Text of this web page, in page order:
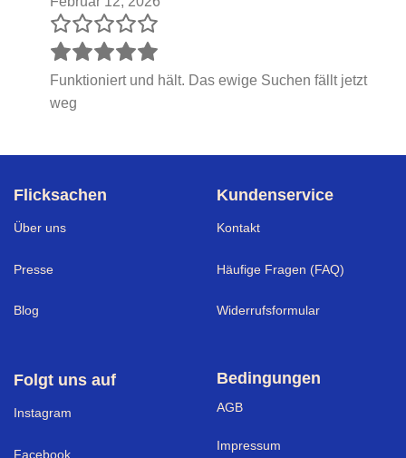
Funktioniert und hält. Das ewige Suchen fällt jetzt
weg
Flicksachen
Über uns
Presse
Blog
Kundenservice
Kontakt
Häufige Fragen (FAQ)
Widerrufsformular
Folgt uns auf
Instagram
Facebook
Bedingungen
AGB
Impressum